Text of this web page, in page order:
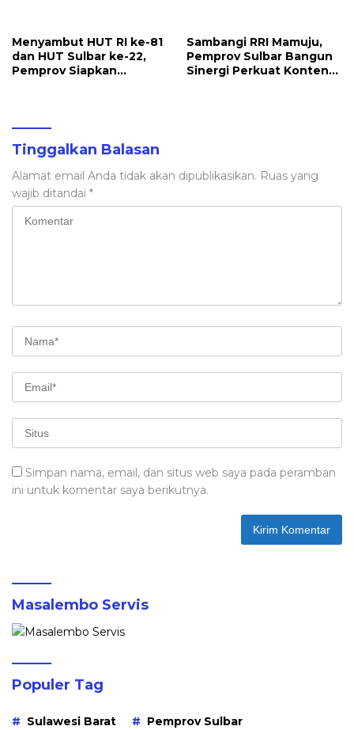
Perlindungannya
Menyambut HUT RI ke-81
dan HUT Sulbar ke-22,
Pemprov Siapkan
Sambangi RRI Mamuju,
Pemprov Sulbar Bangun
Sinergi Perkuat Konten
Tinggalkan Balasan
Alamat email Anda tidak akan dipublikasikan. Ruas yang
wajib ditandai *
Simpan nama, email, dan situs web saya pada peramban
ini untuk komentar saya berikutnya.
Masalembo Servis
Populer Tag
Sulawesi Barat Pemprov Sulbar